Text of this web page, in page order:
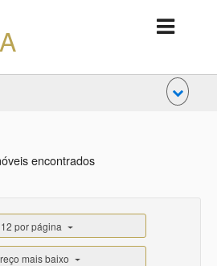
encontrados
12 por página
mais baixo